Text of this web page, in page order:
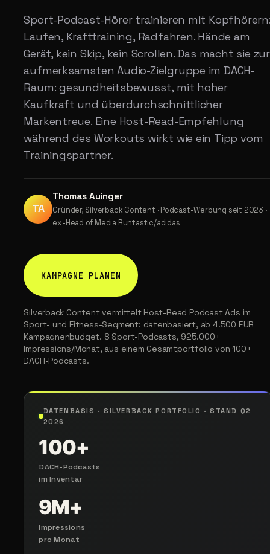
Sport-Podcast-Hörer trainieren mit
Laufen, Krafttraining, Radfahren. Hände am
Gerät, kein Skip, kein Scrollen. Das macht sie zur
aufmerksamsten Audio-Zielgruppe im DACH-
Raum: gesundheitsbewusst, mit hoher
Kaufkraft und überdurchschnittlicher
Markentreue. Eine Host-Read-Empfehlung
während des Workouts wirkt wie ein Tipp vom
Trainingspartner.
TA
Thomas Auinger
Gründer, Silverback Content · Podcast-Werbung seit 2023 ·
ex-Head of Media Runtastic/adidas
KAMPAGNE PLANEN
Silverback Content vermittelt Host-Read Podcast Ads im
Sport- und Fitness-Segment: datenbasiert, ab 4.500 EUR
Kampagnenbudget. 8 Sport-Podcasts, 925.000+
Impressions/Monat, aus einem Gesamtportfolio von 100+
DACH-Podcasts.
DATENBASIS · SILVERBACK PORTFOLIO · STAND Q2
2026
100+
DACH-Podcasts
im Inventar
9M+
Impressions
pro Monat